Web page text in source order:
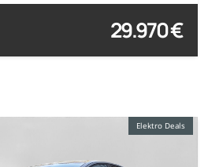
29.970 €
Elektro Deals